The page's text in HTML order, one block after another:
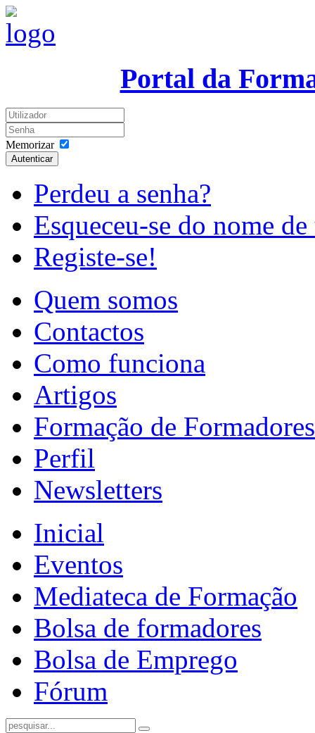
Portal da
Memorizar
Autenticar
Perdeu a senha?
Esqueceu-se do nome
Registe-se!
Quem somos
Contactos
Como funciona
Artigos
Formação de Formadores
Perfil
Newsletters
Inicial
Eventos
Mediateca de Formação
Bolsa de formadores
Bolsa de Emprego
Fórum